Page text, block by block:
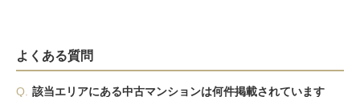
よくある質問
Q.
該当エリアにある中古マンションは何件掲載されています